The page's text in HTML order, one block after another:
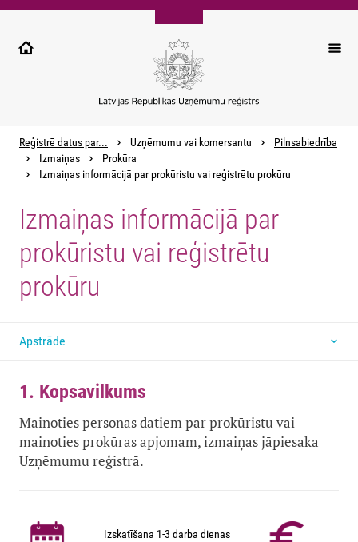
Pārlekt
galveno
Reģistrē datus par... Uzņēmumu vai komersantu
Pilnsabiedrība
Izmaiņas
Prokūra
Izmaiņas informācijā par prokūristu vai reģistrētu prokūru
Izmaiņas informācijā par
prokūristu vai reģistrētu
prokūru
Apstrāde
1. Kopsavilkums
Mainoties personas datiem par prokūristu vai
mainoties prokūras apjomam, izmaiņas jāpiesaka
Uzņēmumu reģistrā.
Izskatīšana 1-3 darba dienas